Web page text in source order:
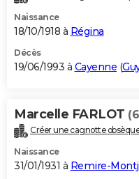
Naissance
18/10/1918 à Régina
Décès
19/06/1993 à Cayenne (
Marcelle FARLOT
Créer une cagnotte
Naissance
31/01/1931 à Remire-